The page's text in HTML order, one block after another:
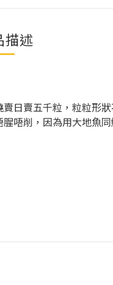
描述
日賣五千粒，粒粒形
唔削，因為用大地魚同